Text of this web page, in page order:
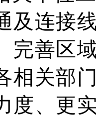
及连接
完善区
相关部
度、更